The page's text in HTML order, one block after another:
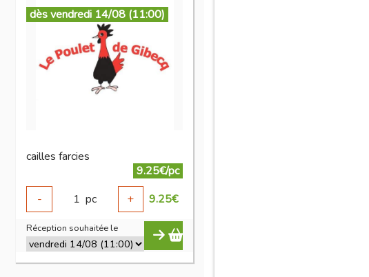
dès vendredi 14/08 (11:00)
cailles farcies
9.25€/pc
-
1 pc + 9.25€
Réception souhaitée le